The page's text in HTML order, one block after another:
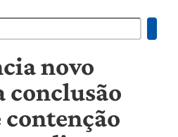
novo
conclusão
contenção